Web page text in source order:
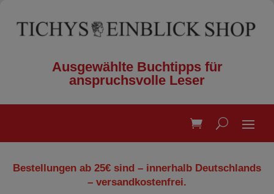
Ausgewählte Buchtipps für
anspruchsvolle Leser
Bestellungen ab 25€ sind – innerhalb Deutschlands
– versandkostenfrei.